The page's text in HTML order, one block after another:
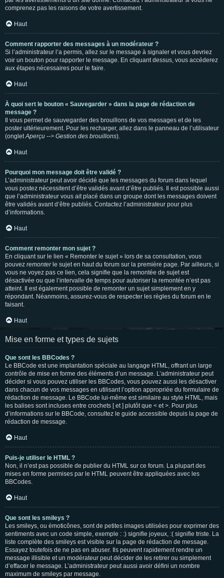
comprenez pas les raisons de votre avertissement.
Haut
Comment rapporter des messages à un modérateur ?
Si l’administrateur l’a permis, allez sur le message à signaler et vous devriez
voir un bouton pour rapporter le message. En cliquant dessus, vous accéderez
aux étapes nécessaires pour le faire.
Haut
À quoi sert le bouton « Sauvegarder » dans la page de rédaction de
message ?
Il vous permet de sauvegarder des brouillons de vos messages et de les
poster ultérieurement. Pour les recharger, allez dans le panneau de l’utilisateur
(ongletAperçu --> Gestion des brouillons).
Haut
Pourquoi mon message doit être validé ?
L’administrateur peut avoir décidé que les messages du forum dans lequel
vous postez nécessitent d’être validés avant d’être publiés. Il est possible aussi
que l’administrateur vous ait placé dans un groupe dont les messages doivent
être validés avant d’être publiés. Contactez l’administrateur pour plus
d’informations.
Haut
Comment remonter mon sujet ?
En cliquant sur le lien « Remonter le sujet » lors de sa consultation, vous
pouvez remonterle sujet en haut du forum sur la première page. Par ailleurs, si
vous ne voyez pas ce lien, cela signifie que la remontée de sujet est
désactivée ou que l’intervalle de temps pour autoriser la remontée n’est pas
atteint. Il est également possible de remonter un sujet simplement en y
répondant. Néanmoins, assurez-vous de respecter les règles du forum en le
faisant.
Haut
Mise en forme et types de sujets
Que sont les BBCodes ?
Le BBCode est une implantation spéciale au langage HTML, offrant un large
contrôle de mise en forme des éléments d’un message. L’administrateur peut
décider si vous pouvez utiliser les BBCodes, vous pouvez aussi les désactiver
dans chacun de vos messages en utilisant l’option appropriée du formulaire de
rédaction de message. Le BBCode lui-même est similaire au style HTML, mais
les balises sont incluses entre crochets [ et ] plutôt que < et >. Pour plus
d’informations sur le BBCode, consultez le guide accessible depuis la page de
rédaction de message.
Haut
Puis-je utiliser le HTML ?
Non, il n’est pas possible de publier du HTML sur ce forum. La plupart des
mises en forme permises par le HTML peuvent être appliquées avec les
BBCodes.
Haut
Que sont les smileys ?
Les smileys, ou émoticônes, sont de petites images utilisées pour exprimer des
sentiments avec un code simple, exemple : :) signifie joyeux, :( signifie triste. La
liste complète des smileys est visible sur la page de rédaction de message.
Essayez toutefois de ne pas en abuser. Ils peuvent rapidement rendre un
message illisible et un modérateur peut décider de les retirer ou simplement
d’effacer le message. L’administrateur peut aussi avoir défini un nombre
maximum de smileys par message.